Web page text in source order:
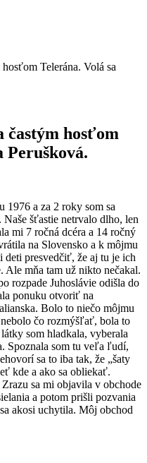
Telerána. Volá sa
častým hosťom
Perušková.
1976 a za 2 roky som sa
šťastie netrvalo dlho, len
mi 7 ročná dcéra a 14 ročný
na Slovensko a k môjmu
presvedčiť, že aj tu je ich
Ale mňa tam už nikto nečakal.
rozpade Juhoslávie odišla do
ponuku otvoriť na
Bolo to niečo môjmu
čo rozmýšľať, bola to
som hladkala, vyberala
Spoznala som tu veľa ľudí,
sa to iba tak, že „šaty
kde a ako sa obliekať.
sa mi objavila v obchode
a potom prišli pozvania
akosi uchytila. Môj obchod